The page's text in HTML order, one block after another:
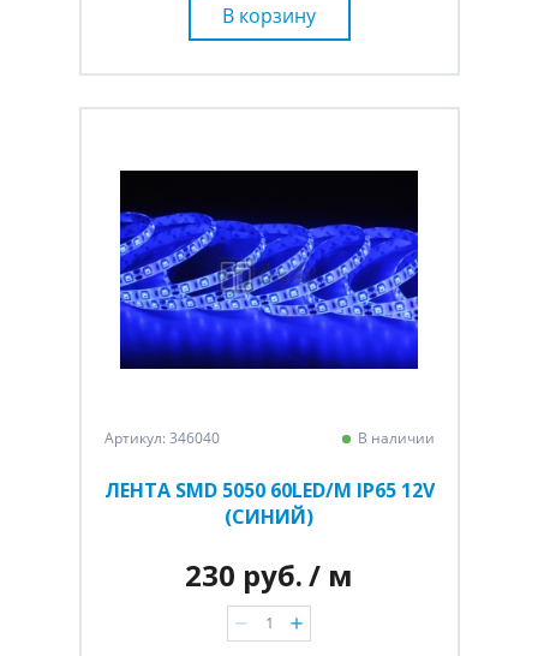
В корзину
Артикул: 346040 В наличии
ЛЕНТА SMD 5050 60LED/M IP65 12V
(СИНИЙ)
230 руб./ м